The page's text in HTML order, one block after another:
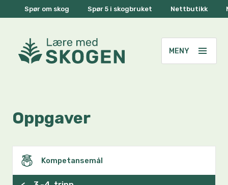
Spør om skog Spør 5 i skogbruket Nettbutikk
Oppgaver
Kompetansemål